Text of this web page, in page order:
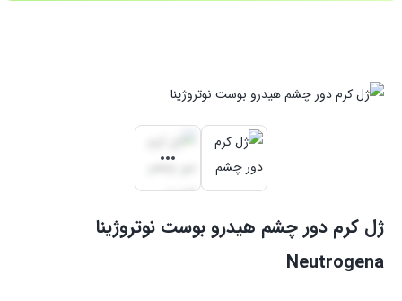
ژل کرم دور چشم هیدرو بوست نوتروژینا
Neutrogena